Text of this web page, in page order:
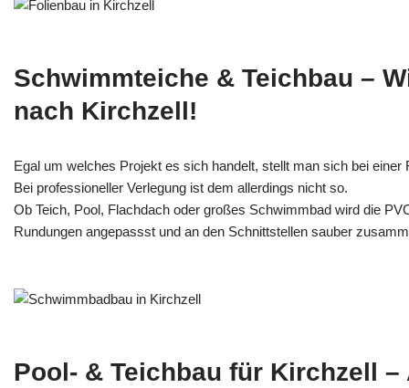
Schwimmteiche & Teichbau –
nach Kirchzell!
Egal um welches Projekt es sich handelt, stellt man sich bei einer
Bei professioneller Verlegung ist dem allerdings nicht so.
Ob Teich, Pool, Flachdach oder großes Schwimmbad wird die
Rundungen angepassst und an den Schnittstellen sauber
Pool- & Teichbau für Kirchzell